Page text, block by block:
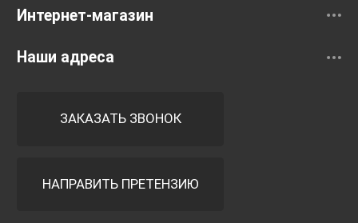
Интернет-магазин
Наши адреса
ЗАКАЗАТЬ ЗВОНОК
НАПРАВИТЬ ПРЕТЕНЗИЮ